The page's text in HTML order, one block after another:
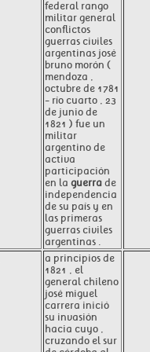
federal rango
militar general
conflictos
guerras civiles
argentinas josé
bruno morón (
mendoza ,
octubre de 1781
- río cuarto , 23
de junio de
1821 ) fue un
militar
argentino de
activa
participación
en la guerra de
independencia
de su país y en
las primeras
guerras civiles
argentinas .
a principios de
1821 , el
general chileno
josé miguel
carrera inició
su invasión
hacia cuyo ,
cruzando el sur